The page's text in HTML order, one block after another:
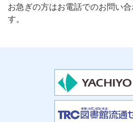
お急ぎの方はお電話でのお問い
す。